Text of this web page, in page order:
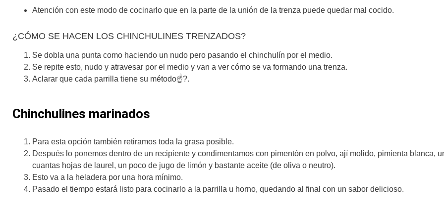
Atención con este modo de cocinarlo que en la parte de la unión de la trenza puede quedar mal cocido.
¿CÓMO SE HACEN LOS CHINCHULINES TRENZADOS?
Se dobla una punta como haciendo un nudo pero pasando el chinchulín por el medio.
Se repite esto, nudo y atravesar por el medio y van a ver cómo se va formando una trenza.
Aclarar que cada parrilla tiene su método☝?.
Chinchulines marinados
Para esta opción también retiramos toda la grasa posible.
Después lo ponemos dentro de un recipiente y condimentamos con pimentón en polvo, ají molido, pimienta blanca,
cuantas hojas de laurel, un poco de jugo de limón y bastante aceite (de oliva o neutro).
Esto va a la heladera por una hora mínimo.
Pasado el tiempo estará listo para cocinarlo a la parrilla u horno, quedando al final con un sabor delicioso.